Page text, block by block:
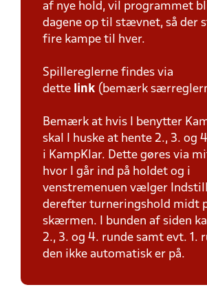
af nye hold, vil programmet
dagene op til stævnet, så der
fire kampe til hver.
Spillereglerne findes via
dette link (bemærk
Bemærk at hvis I benytter
skal I huske at hente 2., 3. og
i KampKlar. Dette gøres via
hvor I går ind på holdet og i
venstremenuen vælger
derefter turneringshold midt
skærmen. I bunden af siden
2., 3. og 4. runde samt evt. 1.
den ikke automatisk er på.